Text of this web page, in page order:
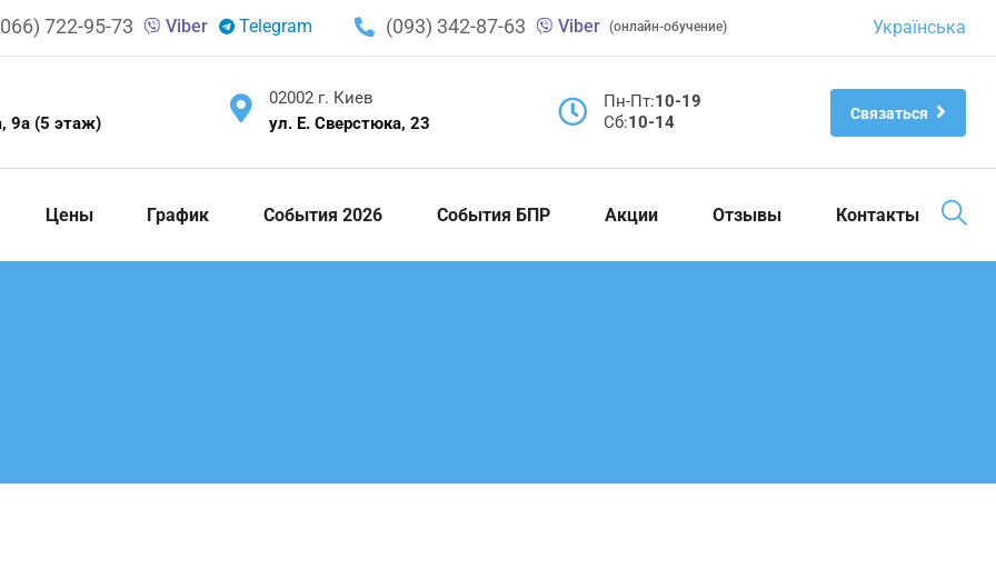
722-95-73 Viber Telegram (093) 342-87-63 Viber (онлайн-обучение) Українська
9а (5 этаж)
02002 г. Киев
ул. Е. Сверстюка, 23
Пн-Пт:10-19
Cб:10-14 Связаться
Цены График События 2026 События БПР Акции Отзывы Контакты